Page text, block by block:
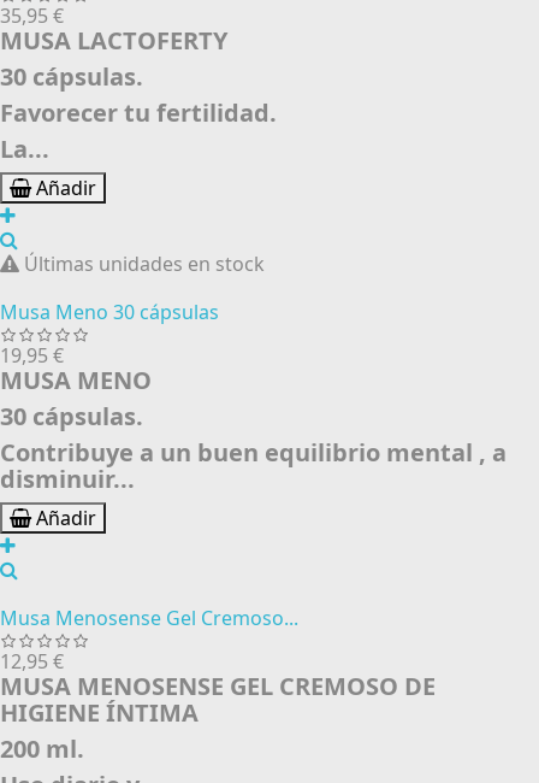
35,95 €
MUSA LACTOFERTY
30 cápsulas.
Favorecer tu fertilidad.
La...
Añadir
Últimas unidades en stock
Musa Meno 30 cápsulas
19,95 €
MUSA MENO
30 cápsulas.
Contribuye a un buen equilibrio mental , a
disminuir...
Añadir
Musa Menosense Gel Cremoso...
12,95 €
MUSA MENOSENSE GEL CREMOSO DE
HIGIENE ÍNTIMA
200 ml.